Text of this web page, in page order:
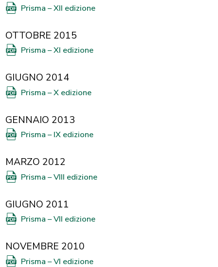
Prisma – XII edizione
OTTOBRE 2015
Prisma – XI edizione
GIUGNO 2014
Prisma – X edizione
GENNAIO 2013
Prisma – IX edizione
MARZO 2012
Prisma – VIII edizione
GIUGNO 2011
Prisma – VII edizione
NOVEMBRE 2010
Prisma – VI edizione